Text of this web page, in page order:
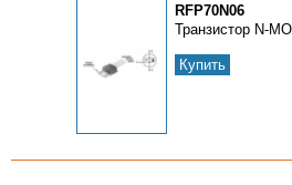
RFP70N06
Транзистор N-
Купить